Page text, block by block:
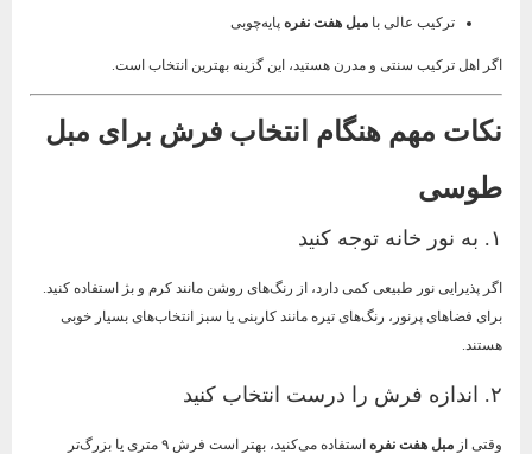
ترکیب عالی بامبل هفت نفره پایه‌چوبی
اگر اهل ترکیب سنتی و مدرن هستید، این گزینه بهترین انتخاب است.
نکات مهم هنگام انتخاب فرش برای مبل
طوسی
اگر پذیرایی نور طبیعی کمی دارد، از رنگ‌های روشن مانند کرم و بژ استفاده کنید.
برای فضاهای پرنور، رنگ‌های تیره مانند کاربنی یا سبز انتخاب‌های بسیار خوبی
هستند.
۲. اندازه فرش را درست انتخاب کنید
وقتی ازمبل هفت نفره
استفاده می‌کنید، بهتر است فرش ۹ متری یا بزرگ‌تر